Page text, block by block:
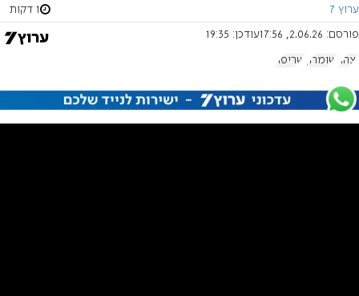
ערוץ 7 1 דקות
פורסם: 2.06.26, 17:56 עודכן: 19:35
יצהר שומרון שריפה